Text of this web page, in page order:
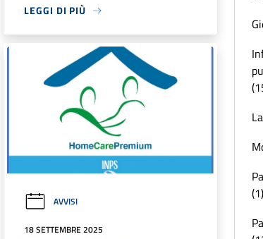
LEGGI DI PIÙ
AVVISI
18 SETTEMBRE 2025
(1)